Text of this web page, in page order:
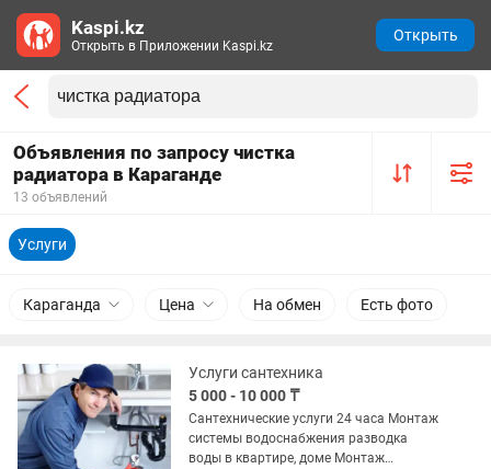
Объявления по запросу чистка
радиатора в Караганде
13 объявлений
Услуги
Караганда Цена На обмен Есть фото
Услуги сантехника
5 000 - 10 000 ₸
Сантехнические услуги 24 часа Монтаж
системы водоснабжения разводка
воды в квартире, доме Монтаж
Kaspi.kz
Открыть в Приложении Kaspi.kz
Открыть